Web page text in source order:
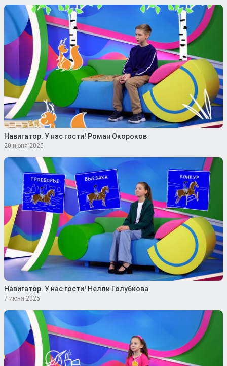
Навигатор. У нас гости! Роман Окороков
20 июня 2025
Навигатор. У нас гости! Нелли Голубкова
7 июня 2025